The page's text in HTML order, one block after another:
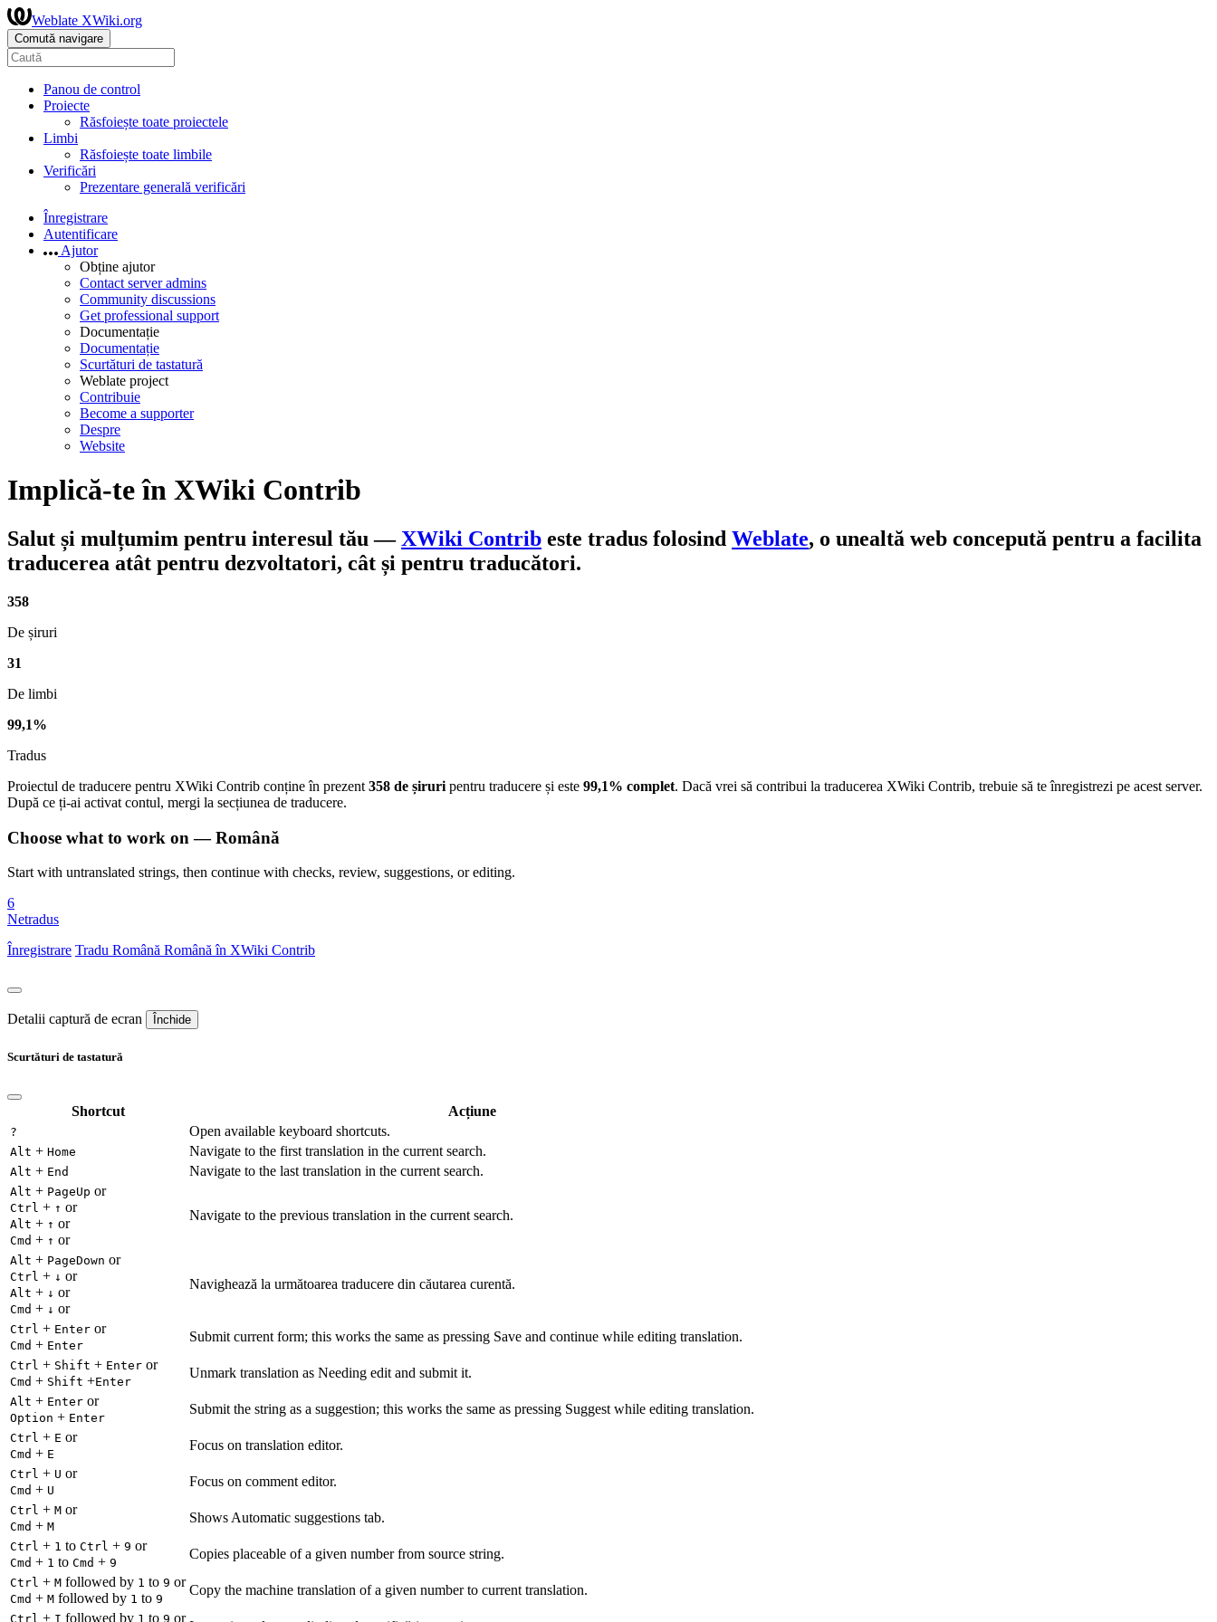
Weblate XWiki.org
Comută navigare
Panou de control
Proiecte
Răsfoiește toate proiectele
Limbi
Răsfoiește toate limbile
Verificări
Prezentare generală verificări
Înregistrare
Autentificare
Ajutor
Obține ajutor
Contact server admins
Community discussions
Get professional support
Documentație
Documentație
Scurtături de tastatură
Weblate project
Contribuie
Become a supporter
Despre
Website
Implică-te în XWiki Contrib
Salut și mulțumim pentru interesul tău — XWiki Contrib este tradus folosind Weblate, o unealtă web concepută pentru a facilita
traducerea atât pentru dezvoltatori, cât și pentru traducători.
358
De șiruri
31
De limbi
99,1%
Tradus
Proiectul de traducere pentru XWiki Contrib conține în prezent 358 de șiruri pentru traducere și este 99,1% complet. Dacă vrei să contribui la traducerea XWiki Contrib, trebuie să te înregistrezi pe acest server.
După ce ți-ai activat contul, mergi la secțiunea de traducere.
Choose what to work on — Română
Start with untranslated strings, then continue with checks, review, suggestions, or editing.
6
Netradus
Înregistrare Tradu Română Română în XWiki Contrib
Detalii captură de ecran Închide
Scurtături de tastatură
Shortcut Acțiune
? Open available keyboard shortcuts.
Alt + Home Navigate to the first translation in the current search.
Alt + End Navigate to the last translation in the current search.
Alt + PageUp or
Ctrl + ↑ or
Alt + ↑ or
Cmd + ↑ or
Navigate to the previous translation in the current search.
Alt + PageDown or
Ctrl + ↓ or
Alt + ↓ or
Cmd + ↓ or
Navighează la următoarea traducere din căutarea curentă.
Ctrl + Enter or
Cmd + Enter
Submit current form; this works the same as pressing Save and continue while editing translation.
Ctrl + Shift + Enter or
Cmd + Shift +Enter
Unmark translation as Needing edit and submit it.
Alt + Enter or
Option + Enter
Submit the string as a suggestion; this works the same as pressing Suggest while editing translation.
Ctrl + E or
Cmd + E
Focus on translation editor.
Ctrl + U or
Cmd + U
Focus on comment editor.
Ctrl + M or
Cmd + M
Shows Automatic suggestions tab.
Ctrl + 1 to Ctrl + 9 or
Cmd + 1 to Cmd + 9
Copies placeable of a given number from source string.
Ctrl + M followed by 1 to 9 or
Cmd + M followed by 1 to 9
Copy the machine translation of a given number to current translation.
Ctrl + I followed by 1 to 9 or